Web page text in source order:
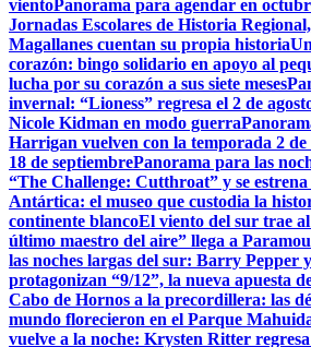
vientoPanorama para agendar en
Jornadas Escolares de Historia
Magallanes cuentan su propia historia
corazón: bingo solidario en apoyo al
lucha por su corazón a sus siete meses
invernal: “Lioness” regresa el 2 de
Nicole Kidman en modo guerra
Harrigan vuelven con la temporada 2
18 de septiembrePanorama para las
“The Challenge: Cutthroat” y se estrena
Antártica: el museo que custodia la
continente blancoEl viento del sur trae
último maestro del aire” llega a
las noches largas del sur: Barry Pepper
protagonizan “9/12”, la nueva apuesta
Cabo de Hornos a la precordillera: las
mundo florecieron en el Parque
vuelve a la noche: Krysten Ritter